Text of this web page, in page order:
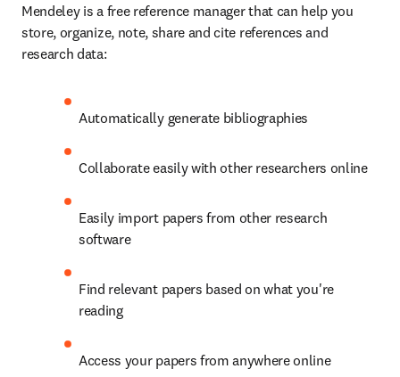
Mendeley is a free reference manager that can help you
store, organize, note, share and cite references and
research data:
Automatically generate bibliographies
Collaborate easily with other researchers online
Easily import papers from other research
software
Find relevant papers based on what you're
reading
Access your papers from anywhere online